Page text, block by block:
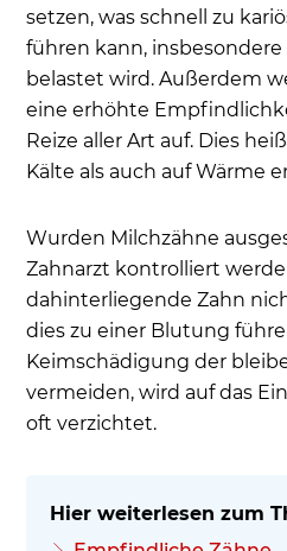
setzen, was schnell zu
führen kann,
belastet wird. Außerdem
eine erhöhte
Reize aller Art auf. Dies
Kälte als auch auf Wärme
Wurden Milchzähne
Zahnarzt kontrolliert
dahinterliegende Zahn
dies zu einer Blutung
Keimschädigung der
vermeiden, wird auf das
oft verzichtet.